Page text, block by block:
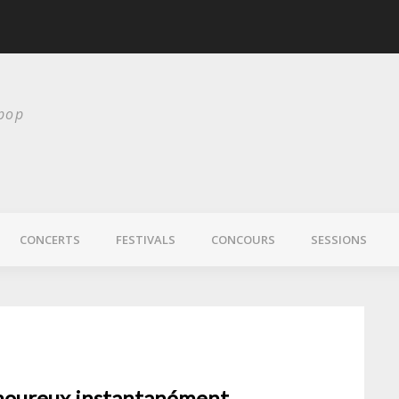
CONCERTS FESTIVALS CONCOURS SESSIONS